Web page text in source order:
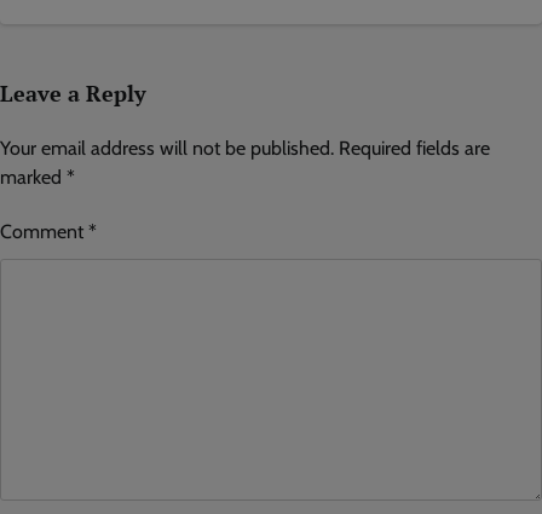
Leave a Reply
Your email address will not be published. Required fields are
marked *
Comment *